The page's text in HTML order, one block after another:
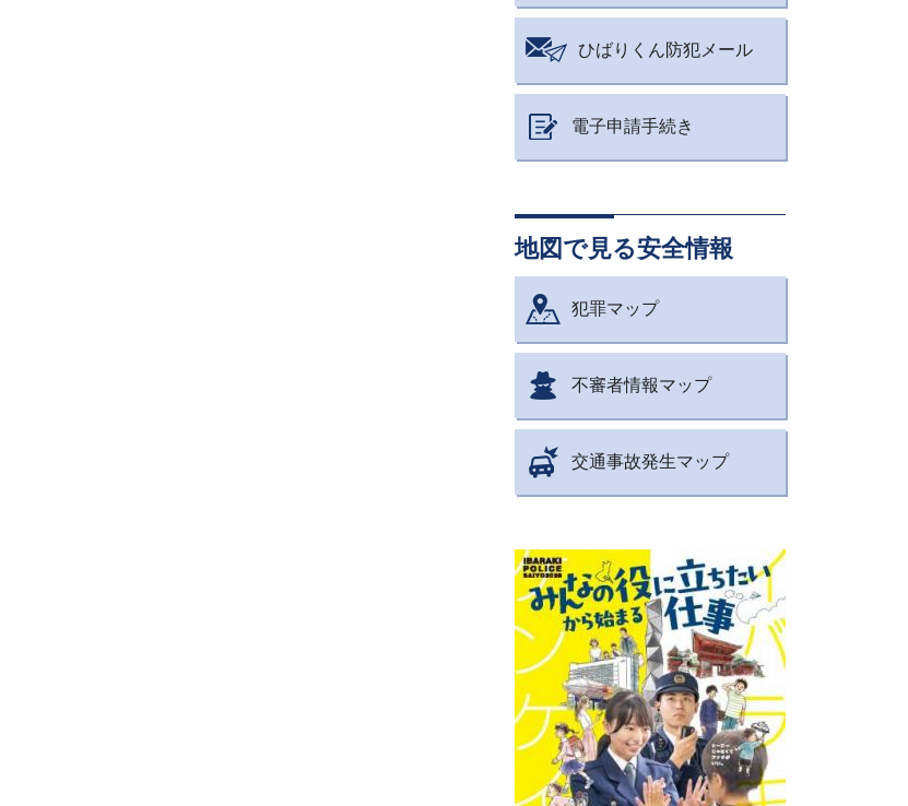
ひばりくん防犯メール
電子申請手続き
地図で見る安全情報
犯罪マップ
不審者情報マップ
交通事故発生マップ